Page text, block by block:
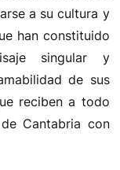
a su cultura y
han constituido
singular y
de sus
reciben a todo
Cantabria con